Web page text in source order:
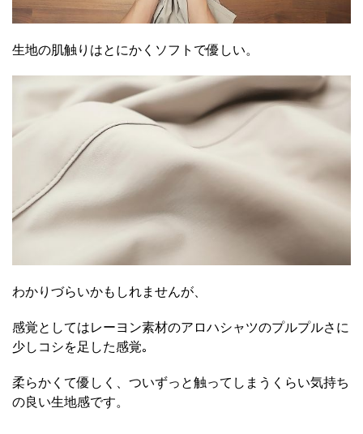
生地の肌触りはとにかくソフトで優しい。
わかりづらいかもしれませんが、
感覚としてはレーヨン素材のアロハシャツのプルプルさに
少しコシを足した感覚｡
柔らかくて優しく、ついずっと触ってしまうくらい気持ち
の良い生地感です。